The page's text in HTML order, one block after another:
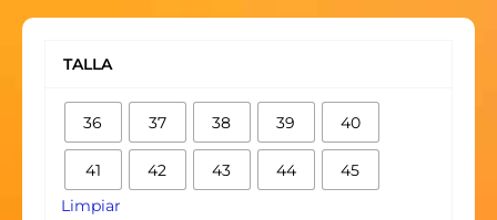
TALLA
36 37 38 39 40
41 42 43 44 45
Limpiar
'07
'WHITE
PHANTOM